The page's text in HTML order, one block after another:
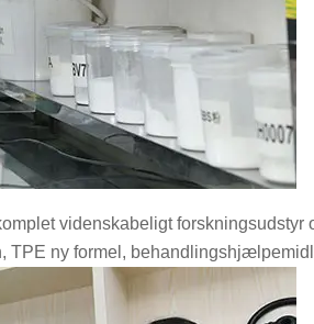
videnskabeligt
ny formel,